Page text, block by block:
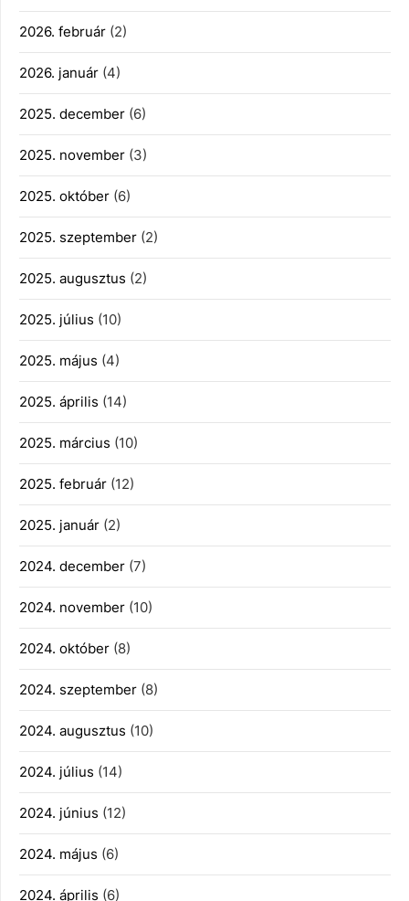
2026. február (2)
2026. január (4)
2025. december (6)
2025. november (3)
2025. október (6)
2025. szeptember (2)
2025. augusztus (2)
2025. július (10)
2025. május (4)
2025. április (14)
2025. március (10)
2025. február (12)
2025. január (2)
2024. december (7)
2024. november (10)
2024. október (8)
2024. szeptember (8)
2024. augusztus (10)
2024. július (14)
2024. június (12)
2024. május (6)
2024. április (6)